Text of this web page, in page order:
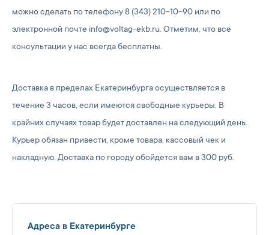
можно сделать по телефону 8 (343) 210-10-90 или по
электронной почте info@voltag-ekb.ru. Отметим, что все
консультации у нас всегда бесплатны.
Доставка в пределах Екатеринбурга осуществляется в
течение 3 часов, если имеются свободные курьеры. В
крайних случаях товар будет доставлен на следующий день.
Курьер обязан привести, кроме товара, кассовый чек и
накладную. Доставка по городу обойдется вам в 300 руб.
Адреса в Екатеринбурге